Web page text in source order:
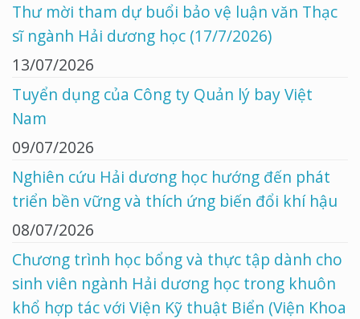
Thư mời tham dự buổi bảo vệ luận văn Thạc
sĩ ngành Hải dương học (17/7/2026)
13/07/2026
Tuyển dụng của Công ty Quản lý bay Việt
Nam
09/07/2026
Nghiên cứu Hải dương học hướng đến phát
triển bền vững và thích ứng biến đổi khí hậu
08/07/2026
Chương trình học bổng và thực tập dành cho
sinh viên ngành Hải dương học trong khuôn
khổ hợp tác với Viện Kỹ thuật Biển (Viện Khoa